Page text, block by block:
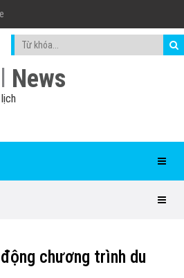
News
chương trình du